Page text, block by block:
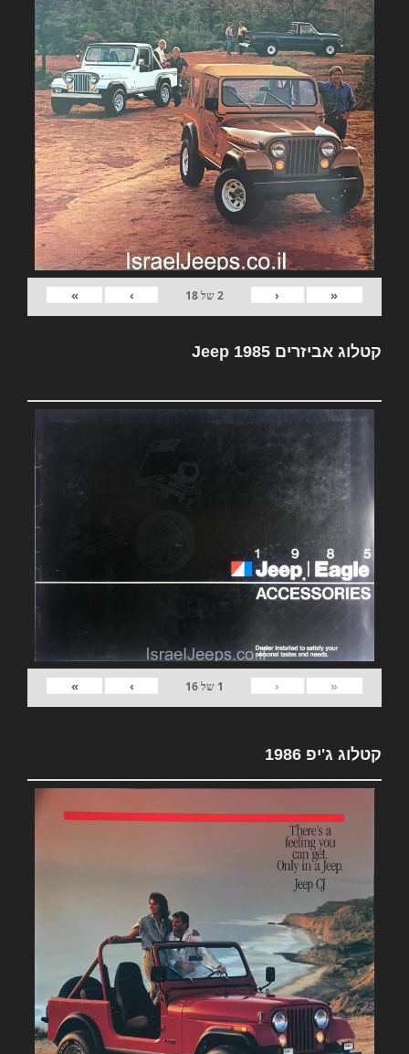
«
‹
2של18
›
»
קטלוג אביזרים Jeep 1985
«
‹
1 של16
›
»
קטלוג ג'יפ 1986